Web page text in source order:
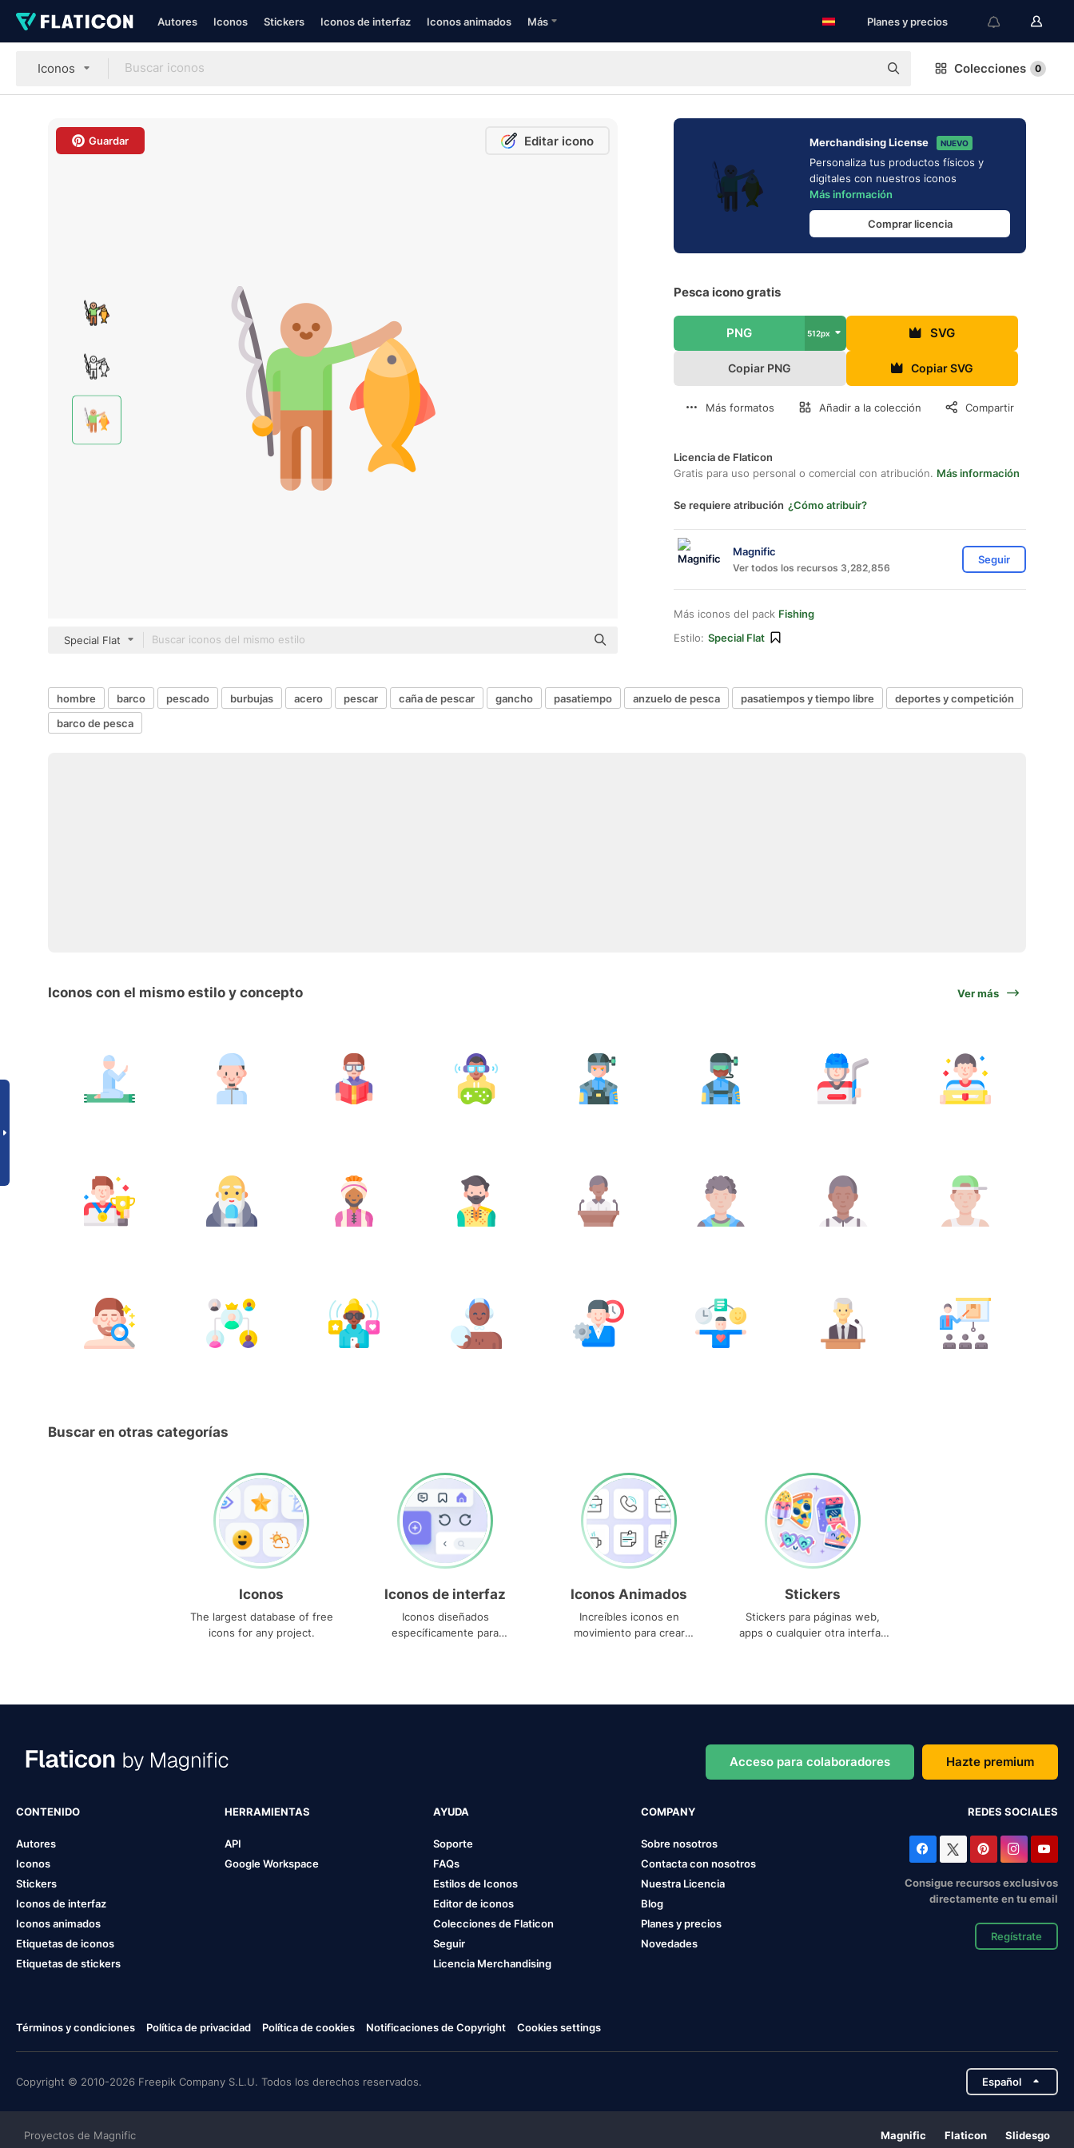
Autores Iconos Stickers Iconos de interfaz Iconos animados Más Planes y precios
Iconos Colecciones 0
Guardar Editar icono
Special Flat
Merchandising License NUEVO
Personaliza tus productos físicos y
digitales con nuestros iconos
Más información
Comprar licencia
Pesca icono gratis
PNG 512px SVG
Copiar PNG Copiar SVG
Más formatos Añadir a la colección Compartir
Licencia de Flaticon
Gratis para uso personal o comercial con atribución. Más información
Se requiere atribución ¿Cómo atribuir?
Magnific
Ver todos los recursos 3,282,856
Seguir
Más iconos del pack Fishing
Estilo: Special Flat
hombre barco pescado burbujas acero pescar caña de pescar gancho pasatiempo anzuelo de pesca pasatiempos y tiempo libre
deportes y competición
barco de pesca
Iconos con el mismo estilo y concepto Ver más
Buscar en otras categorías
Iconos
The largest database of free
icons for any project.
Iconos de interfaz
Iconos diseñados
específicamente para
Iconos Animados
Increíbles iconos en
movimiento para crear
Stickers
Stickers para páginas web,
apps o cualquier otra interfaz
Acceso para colaboradores Hazte premium
CONTENIDO
Autores
Iconos
Stickers
Iconos de interfaz
Iconos animados
Etiquetas de iconos
Etiquetas de stickers
HERRAMIENTAS
API
Google Workspace
AYUDA
Soporte
FAQs
Estilos de Iconos
Editor de iconos
Colecciones de Flaticon
Seguir
Licencia Merchandising
COMPANY
Sobre nosotros
Contacta con nosotros
Nuestra Licencia
Blog
Planes y precios
Novedades
REDES SOCIALES
Consigue recursos exclusivos
directamente en tu email
Regístrate
Términos y condiciones Política de privacidad Política de cookies Notificaciones de Copyright Cookies settings
Copyright © 2010-2026 Freepik Company S.L.U. Todos los derechos reservados. Español
Proyectos de Magnific Magnific Flaticon Slidesgo